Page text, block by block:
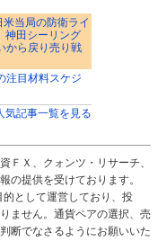
米当局の防衛ライ
神田シーリング
から戻り売り戦
注目材料スケジ
気記事一覧を見る
ＦＸ、クォンツ・リサーチ、
の提供を受けております。
として運営しており、投
ません。通貨ペアの選択、売
断でなさるようにお願いいた